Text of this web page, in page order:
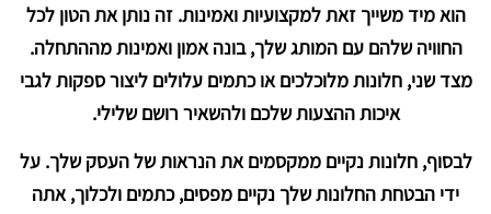
הוא מיד משייך זאת למקצועיות ואמינות. זה נותן את הטון לכל
החוויה שלהם עם המותג שלך, בונה אמון ואמינות מההתחלה.
מצד שני, חלונות מלוכלכים או כתמים עלולים ליצור ספקות לגבי
איכות ההצעות שלכם ולהשאיר רושם שלילי.
לבסוף, חלונות נקיים ממקסמים את הנראות של העסק שלך. על
ידי הבטחת החלונות שלך נקיים מפסים, כתמים ולכלוך, אתה